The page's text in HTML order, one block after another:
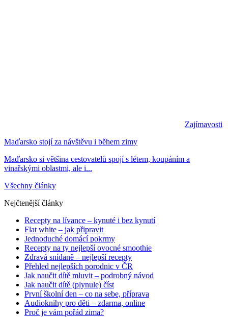
Zajímavosti
Maďarsko stojí za návštěvu i během zimy
Maďarsko si většina cestovatelů spojí s létem, koupáním a
vinařskými oblastmi, ale i...
Všechny články
Nejčtenější články
Recepty na lívance – kynuté i bez kynutí
Flat white – jak připravit
Jednoduché domácí pokrmy
Recepty na ty nejlepší ovocné smoothie
Zdravá snídaně – nejlepší recepty
Přehled nejlepších porodnic v ČR
Jak naučit dítě mluvit – podrobný návod
Jak naučit dítě (plynule) číst
První školní den – co na sebe, příprava
Audioknihy pro děti – zdarma, online
Proč je vám pořád zima?